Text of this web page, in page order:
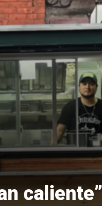
caliente”